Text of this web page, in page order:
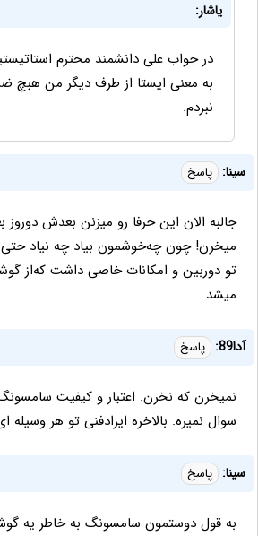
یاشار:
در جواب علی دانشمند محترم
به معنی ایستا از طرف دیگر من هبچ
نبردم.
سینا: پاسخ
تو دوربین و امکانات خاصی داشت که‌از
میشد
آدا89: پاسخ
نمیخرن که نخرن. اعتبار و کیفیت
سوال نمیره. بالاخره ایرادفنی تو هر
سینا: پاسخ
به قول دوستمون سامسونگ به خاطر یه